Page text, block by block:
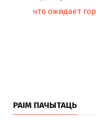
что ожидает
РАІМ ПАЧЫТАЦЬ